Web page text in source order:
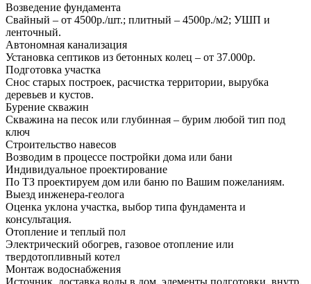
Возведение фундамента
Свайный – от 4500р./шт.; плитный – 4500р./м2; УШП и
ленточный.
Автономная канализация
Установка септиков из бетонных колец – от 37.000р.
Подготовка участка
Снос старых построек, расчистка территории, вырубка
деревьев и кустов.
Бурение скважин
Скважина на песок или глубинная – бурим любой тип под
ключ
Строительство навесов
Возводим в процессе постройки дома или бани
Индивидуальное проектирование
По ТЗ проектируем дом или баню по Вашим пожеланиям.
Выезд инженера-геолога
Оценка уклона участка, выбор типа фундамента и
консультация.
Отопление и теплый пол
Электрический обогрев, газовое отопление или
твердотопливный котел
Монтаж водоснабжения
Источник, доставка воды в дом, элементы подготовки, внутр.